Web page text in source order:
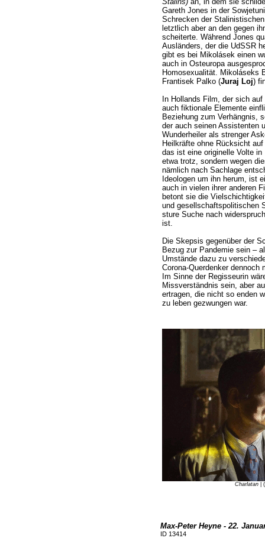
Gareth Jones in der
Schrecken der
letztlich aber an den gegen
scheiterte. Während Jones
Ausländers, der die UdSSR
gibt es bei Mikolásek einen
auch in Osteuropa
Homosexualität. Mikoláseks
Frantisek Palko (Juraj Loj)
In Hollands Film, der sich
auch fiktionale Elemente
Beziehung zum Verhängnis,
der auch seinen Assistenten
Wunderheiler als strenger
Heilkräfte ohne Rücksicht
das ist eine originelle Volte
etwa trotz, sondern wegen
nämlich nach Sachlage
Ideologen um ihn herum, ist
auch in vielen ihrer anderen
betont sie die
und gesellschaftspolitischen
sture Suche nach
ist.
Die Skepsis gegenüber der
Bezug zur Pandemie sein –
Umstände dazu zu
Corona-Querdenker dennoch
Im Sinne der Regisseurin
Missverständnis sein, aber
ertragen, die nicht so enden
zu leben gezwungen war.
Charlatan|
Max-Peter Heyne - 22.
ID 13414